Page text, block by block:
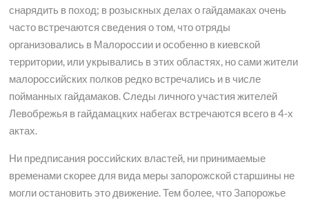
снарядить в поход; в розыскных делах о гайдамаках очень
часто встречаются сведения о том, что отряды
организовались в Малороссии и особенно в киевской
территории, или укрывались в этих областях, но сами жители
малороссийских полков редко встречались и в числе
пойманных гайдамаков. Следы личного участия жителей
Левобрежья в гайдамацких набегах встречаются всего в 4-х
актах.
Ни предписания российских властей, ни принимаемые
временами скорее для вида меры запорожской старшины не
могли остановить это движение. Тем более, что Запорожье